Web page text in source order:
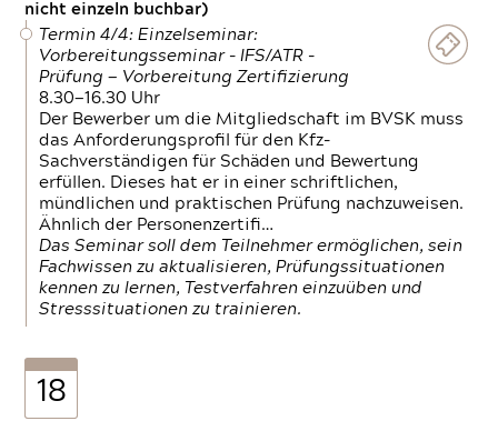
nicht einzeln buchbar)
Termin 4/4: Einzelseminar:
Vorbereitungsseminar - IFS/ATR -
Prüfung — Vorbereitung Zertifizierung
8.30—16.30 Uhr
Der Bewerber um die Mitgliedschaft im BVSK muss
das Anforderungsprofil für den Kfz-
Sachverständigen für Schäden und Bewertung
erfüllen. Dieses hat er in einer schriftlichen,
mündlichen und praktischen Prüfung nachzuweisen.
Ähnlich der Personenzertifi…
Das Seminar soll dem Teilnehmer ermöglichen, sein
Fachwissen zu aktualisieren, Prüfungssituationen
kennen zu lernen, Testverfahren einzuüben und
Stresssituationen zu trainieren.
18